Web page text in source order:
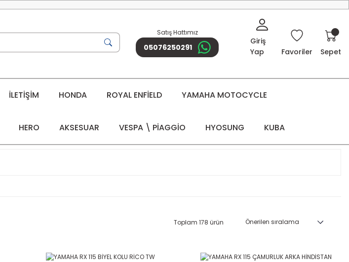
Satış Hattımız
05076250291
Giriş
Yap
Favoriler Sepet
İLETİŞİM HONDA ROYAL ENFİELD YAMAHA MOTOCYCLE
HERO AKSESUAR VESPA \ PİAGGİO HYOSUNG KUBA
Toplam 178 ürün